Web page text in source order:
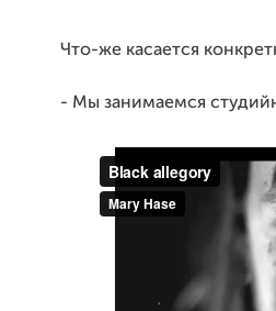
Что-же касается
- Мы занимаемся